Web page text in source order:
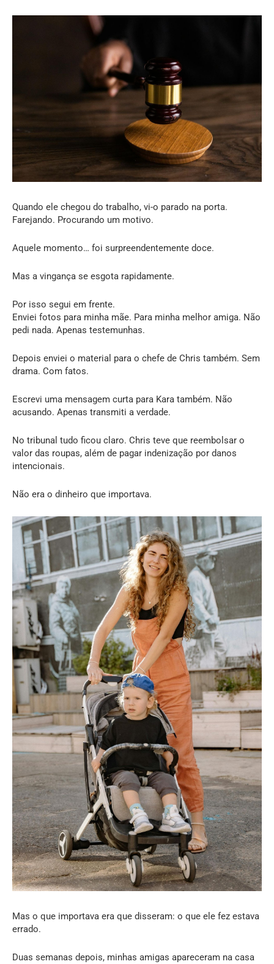
Quando ele chegou do trabalho, vi-o parado na porta.
Farejando. Procurando um motivo.
Aquele momento… foi surpreendentemente doce.
Mas a vingança se esgota rapidamente.
Por isso segui em frente.
Enviei fotos para minha mãe. Para minha melhor amiga. Não
pedi nada. Apenas testemunhas.
Depois enviei o material para o chefe de Chris também. Sem
drama. Com fatos.
Escrevi uma mensagem curta para Kara também. Não
acusando. Apenas transmiti a verdade.
No tribunal tudo ficou claro. Chris teve que reembolsar o
valor das roupas, além de pagar indenização por danos
intencionais.
Não era o dinheiro que importava.
Mas o que importava era que disseram: o que ele fez estava
errado.
Duas semanas depois, minhas amigas apareceram na casa